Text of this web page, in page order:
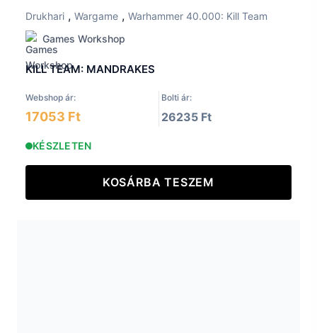
Drukhari , Wargame , Warhammer 40.000: Kill Team
Games Workshop
KILL TEAM: MANDRAKES
Webshop ár: Bolti ár:
17053 Ft 26235 Ft
KÉSZLETEN
KOSÁRBA TESZEM